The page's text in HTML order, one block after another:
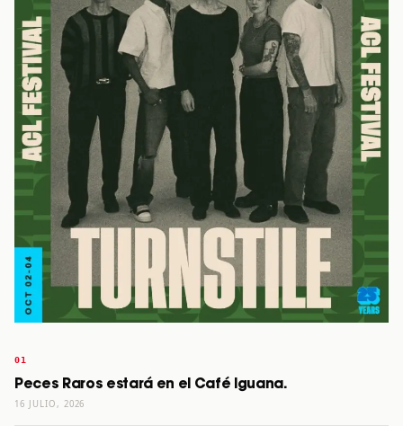
Peces Raros estará en el Café Iguana.
16 JULIO, 2026